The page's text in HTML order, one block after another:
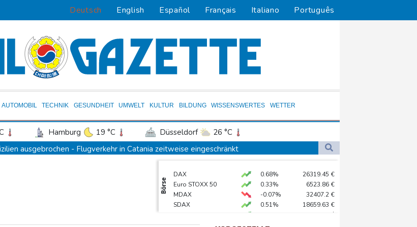
Deutsch English Español Français Italiano Português
AUTOMOBIL TECHNIK GESUNDHEIT UMWELT KULTUR BILDUNG WISSENSWERTES WETTER
Hamburg 19 °C Düsseldorf
26 °C
20 °C Leipzig 22 °C Dortmund
Bremen
Wien
ausgebrochen - Flugverkehr in Catania zeitweise eingeschränkt
mutmaßlich ukrainischer Drohne in Bulgarien löst diplomatische Verstimmung aus
warnt vor Folgen russischer Angriffe - Vucic für Integrität der Ukraine
längsten Etappe: Vollering übernimmt Gesamtführung
Börse
DAX 0.68% 26319.45 €
Euro STOXX 50
0.33% 6523.86 €
MDAX
-0.07% 32407.2 €
SDAX
0.51% 18659.63 €
$
Goldpreis
2.28%